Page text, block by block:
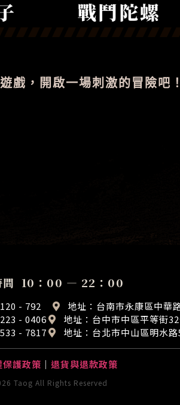
戲，開啟一場刺激的冒險吧
間 10：00 — 22：00
- 792
地址：台南市永康區中華
- 0406
地址：台中市中區平等街
- 7817 地址：台北市中山區明水
保護政策 ｜ 退貨與退款政策
Taog All Rights Reserved